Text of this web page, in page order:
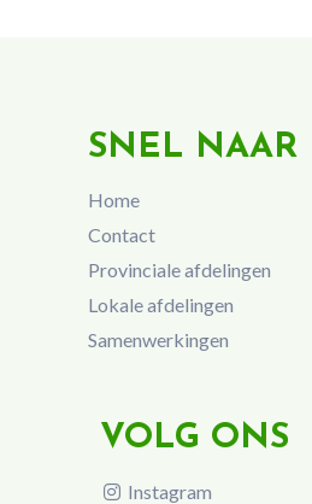
SNEL NAAR
Home
Contact
Provinciale afdelingen
Lokale afdelingen
Samenwerkingen
VOLG ONS
Instagram